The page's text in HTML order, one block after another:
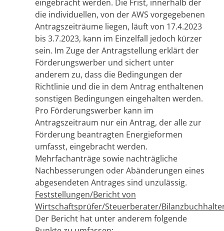
eingebracht werden. Die Frist, innerhalb der
die individuellen, von der AWS vorgegebenen
Antragszeiträume liegen, läuft von 17.4.2023
bis 3.7.2023, kann im Einzelfall jedoch kürzer
sein. Im Zuge der Antragstellung erklärt der
Förderungswerber und sichert unter
anderem zu, dass die Bedingungen der
Richtlinie und die in dem Antrag enthaltenen
sonstigen Bedingungen eingehalten werden.
Pro Förderungswerber kann im
Antragszeitraum nur ein Antrag, der alle zur
Förderung beantragten Energieformen
umfasst, eingebracht werden.
Mehrfachanträge sowie nachträgliche
Nachbesserungen oder Abänderungen eines
abgesendeten Antrages sind unzulässig.
Feststellungen/Bericht von
Wirtschaftsprüfer/Steuerberater/
Der Bericht hat unter anderem folgende